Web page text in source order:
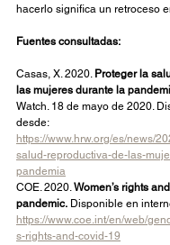
hacerlo significa un retroceso
Fuentes consultadas:
Casas, X. 2020. Proteger la
las mujeres durante la
Watch. 18 de mayo de 2020.
desde:
https://www.hrw.org/es/news/
salud-reproductiva-de-las-
pandemia
COE. 2020. Women’s rights
pandemic. Disponible en
https://www.coe.int/en/web/
s-rights-and-covid-19